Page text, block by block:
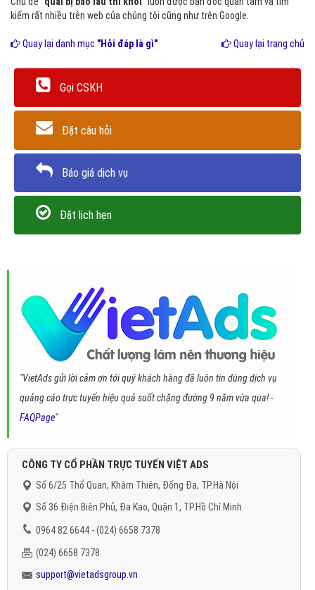
kiếm rất nhiều trên web của chúng tôi cũng như trên Google.
Quay lại danh mục "Hỏi đáp là gì" Quay lại trang chủ
Gọi CSKH
Đặt câu hỏi
Báo giá dịch vụ
Đặt lịch hẹn
"VietAds gửi lời cảm ơn tới quý khách hàng đã luôn tin dùng dịch vụ
quảng cáo trực tuyến hiệu quả suốt chặng đường 9 năm vừa qua! -
FAQPage"
CÔNG TY CỔ PHẦN TRỰC TUYẾN VIỆT ADS
Số 6/25 Thổ Quan, Khâm Thiên, Đống Đa, TP.Hà Nội
Số 36 Điện Biên Phủ, Đa Kao, Quận 1, TP.Hồ Chí Minh
0964 82 6644 - (024) 6658 7378
(024) 6658 7378
support@vietadsgroup.vn